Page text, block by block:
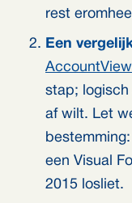
rest
Een
AccountView
stap; logisch
af wilt. Let
een Visual
2015 losliet.